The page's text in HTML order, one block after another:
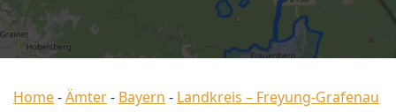
Home-Ämter- Bayern - Landkreis – Freyung-Grafenau